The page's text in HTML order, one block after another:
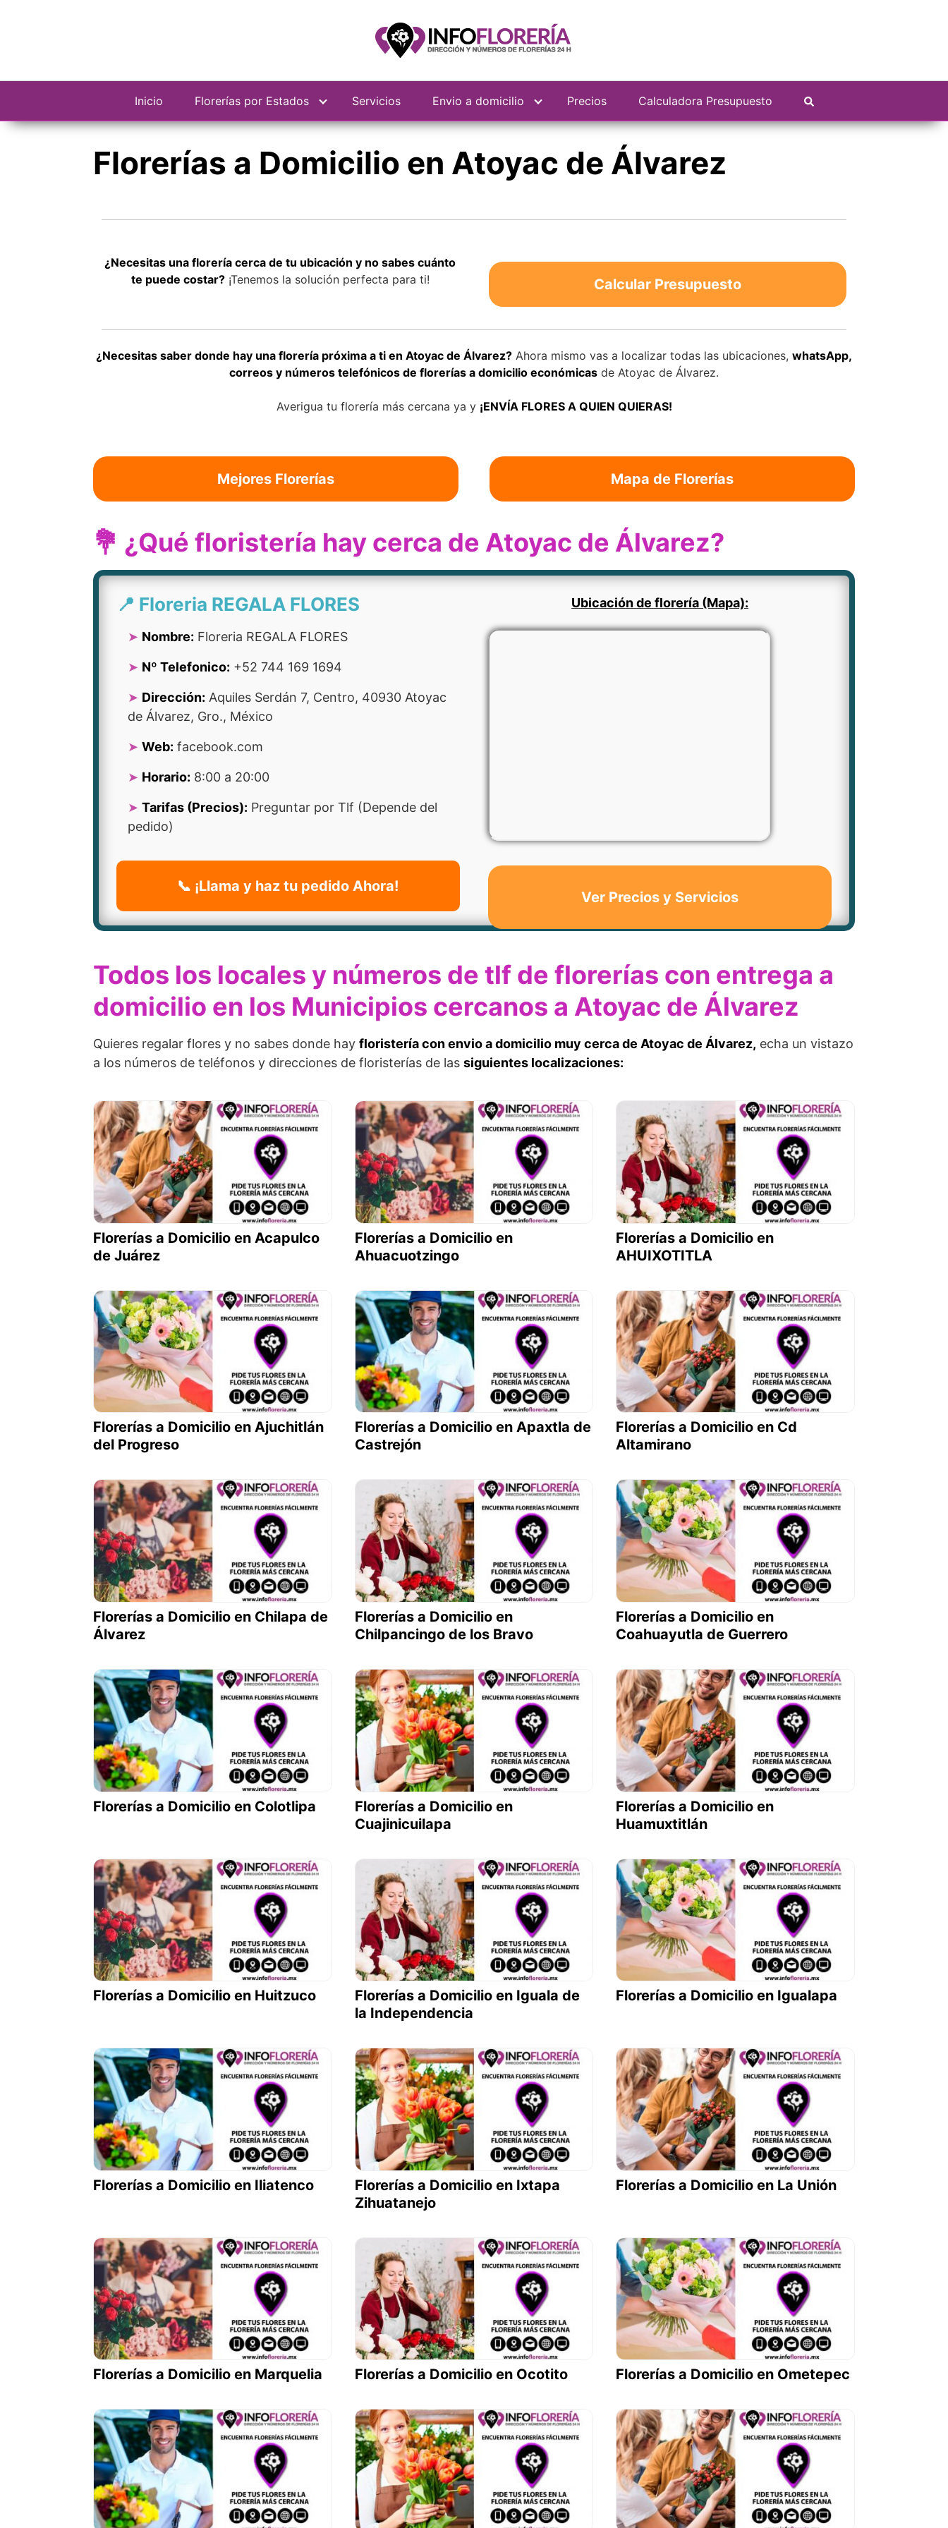
Inicio Florerías por Estados Servicios Envio a domicilio Precios Calculadora Presupuesto
Florerías a Domicilio en Atoyac de Álvarez
¿Necesitas una florería cerca de tu ubicación y no sabes cuánto
te puede costar?¡Tenemos la solución perfecta para ti! Calcular Presupuesto
¿Necesitas saber donde hay una florería próxima a ti en Atoyac de Álvarez? Ahora mismo vas a localizar todas las ubicaciones, whatsApp,
correos y números telefónicos de florerías a domicilio económicas de Atoyac de Álvarez.
Averigua tu florería más cercana ya y ¡ENVÍA FLORES A QUIEN QUIERAS!
Mejores Florerías Mapa de Florerías
💐 ¿Qué floristería hay cerca de Atoyac de Álvarez?
📍 Floreria REGALA FLORES
Nombre: Floreria REGALA FLORES
Nº Telefonico: +52 744 169 1694
Dirección: Aquiles Serdán 7, Centro, 40930 Atoyac
de Álvarez, Gro., México
Web: facebook.com
Horario: 8:00 a 20:00
Tarifas (Precios): Preguntar por Tlf (Depende del
pedido)
📞 ¡Llama y haz tu pedido Ahora!
Ubicación de florería (Mapa):
Ver Precios y Servicios
Todos los locales y números de tlf de florerías con entrega a
domicilio en los Municipios cercanos a Atoyac de Álvarez
Quieres regalar flores y no sabes donde hay floristería con envio a domicilio muy cerca de Atoyac de Álvarez, echa un vistazo
a los números de teléfonos y direcciones de floristerías de las siguientes localizaciones:
Florerías a Domicilio en Acapulco
de Juárez
Florerías a Domicilio en
Ahuacuotzingo
Florerías a Domicilio en
AHUIXOTITLA
Florerías a Domicilio en Ajuchitlán
del Progreso
Florerías a Domicilio en Apaxtla de
Castrejón
Florerías a Domicilio en Cd
Altamirano
Florerías a Domicilio en Chilapa de
Álvarez
Florerías a Domicilio en
Chilpancingo de los Bravo
Florerías a Domicilio en
Coahuayutla de Guerrero
Florerías a Domicilio en Colotlipa
Florerías a Domicilio en
Cuajinicuilapa
Florerías a Domicilio en
Huamuxtitlán
Florerías a Domicilio en Huitzuco
Florerías a Domicilio en Iguala de
la Independencia
Florerías a Domicilio en Igualapa
Florerías a Domicilio en Iliatenco
Florerías a Domicilio en Ixtapa
Zihuatanejo
Florerías a Domicilio en La Unión
Florerías a Domicilio en Marquelia Florerías a Domicilio en Ocotito Florerías a Domicilio en Ometepec